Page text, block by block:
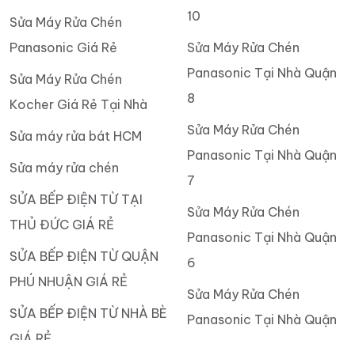
Sửa Máy Rửa Chén
Panasonic Giá Rẻ
Sửa Máy Rửa Chén
Kocher Giá Rẻ Tại Nhà
Sửa máy rửa bát HCM
Sửa máy rửa chén
SỬA BẾP ĐIỆN TỪ TẠI
THỦ ĐỨC GIÁ RẺ
SỬA BẾP ĐIỆN TỪ QUẬN
PHÚ NHUẬN GIÁ RẺ
SỬA BẾP ĐIỆN TỪ NHÀ BÈ
10
Sửa Máy Rửa Chén
Panasonic Tại Nhà Quận
8
Sửa Máy Rửa Chén
Panasonic Tại Nhà Quận
7
Sửa Máy Rửa Chén
Panasonic Tại Nhà Quận
6
Sửa Máy Rửa Chén
Panasonic Tại Nhà Quận